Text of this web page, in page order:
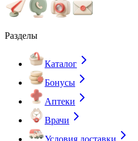
Разделы
Каталог
Бонусы
Аптеки
Врачи
Условия доставки